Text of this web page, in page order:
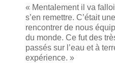
« Mentalement il va
s’en remettre. C’était
rencontrer de nous
du monde. Ce fut des
passés sur l’eau et à
expérience. »